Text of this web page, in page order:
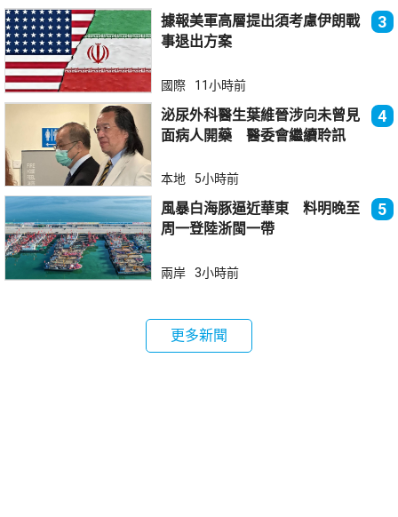
據報美軍高層提出須考慮伊朗戰
事退出方案
3
國際 11小時前
泌尿外科醫生葉維晉涉向未曾見
面病人開藥 醫委會繼續聆訊
4
本地 5小時前
風暴白海豚逼近華東 料明晚至
周一登陸浙閩一帶
5
兩岸 3小時前
更多新聞